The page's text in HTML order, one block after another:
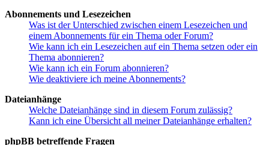
Abonnements und Lesezeichen
Was ist der Unterschied zwischen einem Lesezeichen und
einem Abonnements für ein Thema oder Forum?
Wie kann ich ein Lesezeichen auf ein Thema setzen oder ein
Thema abonnieren?
Wie kann ich ein Forum abonnieren?
Wie deaktiviere ich meine Abonnements?
Dateianhänge
Welche Dateianhänge sind in diesem Forum zulässig?
Kann ich eine Übersicht all meiner Dateianhänge erhalten?
phpBB betreffende Fragen